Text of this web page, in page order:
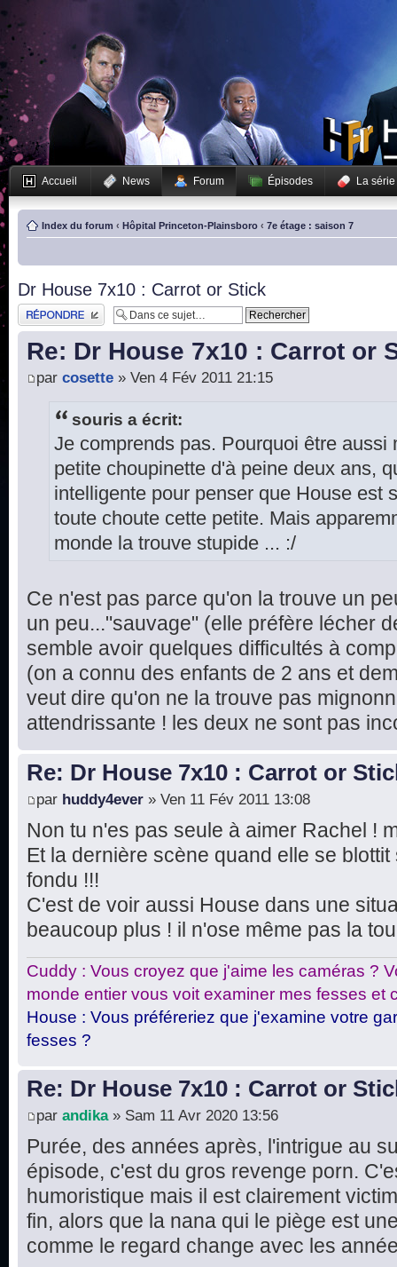
Accueil News Forum Épisodes La série
Index du forum ‹ Hôpital Princeton-Plainsboro ‹ 7e étage : saison 7
Dr House 7x10 : Carrot or Stick
Publier une réponse
Re: Dr House 7x10 : Carrot or
par cosette » Ven 4 Fév 2011 21:15
souris a écrit:
Je comprends pas. Pourquoi être aussi
petite choupinette d'à peine deux ans,
intelligente pour penser que House est
toute choute cette petite. Mais
monde la trouve stupide ... :/
Ce n'est pas parce qu'on la trouve un
un peu..."sauvage" (elle préfère lécher
semble avoir quelques difficultés à
(on a connu des enfants de 2 ans et
veut dire qu'on ne la trouve pas
attendrissante ! les deux ne sont pas
Re: Dr House 7x10 : Carrot or
par huddy4ever » Ven 11 Fév 2011 13:08
Non tu n'es pas seule à aimer Rachel !
Et la dernière scène quand elle se
fondu !!!
C'est de voir aussi House dans une
beaucoup plus ! il n'ose même pas la
Cuddy : Vous croyez que j'aime les caméras ?
monde entier vous voit examiner mes fesses et
House : Vous préféreriez que j'examine votre
fesses ?
Re: Dr House 7x10 : Carrot or
par andika» Sam 11 Avr 2020 13:56
Purée, des années après, l'intrigue au
épisode, c'est du gros revenge porn.
humoristique mais il est clairement
fin, alors que la nana qui le piège est
comme le regard change avec les